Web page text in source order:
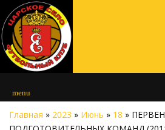
menu
Главная » 2023 » Июнь » 18 »